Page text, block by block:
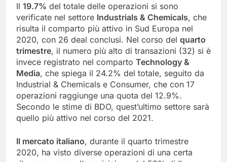
Il 19.7% del totale delle operazioni si sono
verificate nel settore Industrials & Chemicals, che
risulta il comparto più attivo in Sud Europa nel
2020, con 26 deal conclusi. Nel corso del quarto
trimestre, il numero più alto di transazioni (32) si è
invece registrato nel comparto Technology &
Media, che spiega il 24.2% del totale, seguito da
Industrial & Chemicals e Consumer, che con 17
operazioni raggiunge una quota del 12.9%.
Secondo le stime di BDO, quest’ultimo settore sarà
quello più attivo nel corso del 2021.
Il mercato italiano, durante il quarto trimestre
2020, ha visto diverse operazioni di una certa